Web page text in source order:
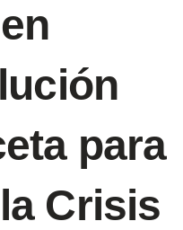
para
Crisis